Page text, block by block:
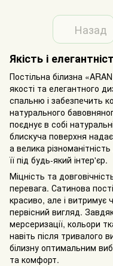
Назад
Якість і
Постільна білизна
якості та елегантного
спальню і забезпечить
натурального
поєднує в собі
блискуча поверхня
а велика
її під будь-який інтер'єр.
Міцність та
перевага. Сатинова
красиво, але і витримує
первісний вигляд.
мерсеризації, кольори
навіть після тривалого
білизну оптимальним
та комфорт.